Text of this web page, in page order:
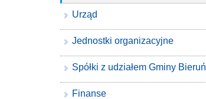
Urząd
Jednostki organizacyjne
Spółki z udziałem Gminy Bieruń
Finanse